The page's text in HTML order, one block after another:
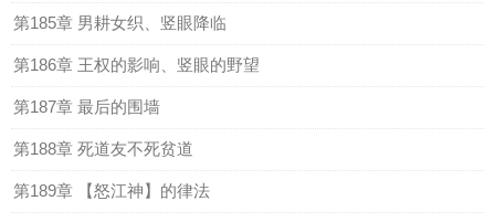
第185章 男耕女织、竖眼降临
第186章 王权的影响、竖眼的野望
第187章 最后的围墙
第188章 死道友不死贫道
第189章 【怒江神】的律法